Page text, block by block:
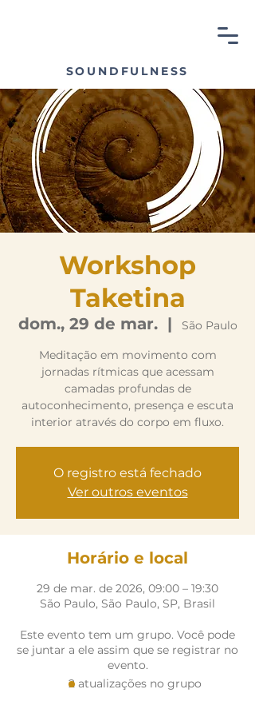
SOUNDFULNESS
Workshop
Taketina
dom., 29 de mar.
  |
São Paulo
Meditação em movimento com
jornadas rítmicas que acessam
camadas profundas de
autoconhecimento, presença e escuta
interior através do corpo em fluxo.
O registro está fechado
Ver outros eventos
Horário e local
29 de mar. de 2026, 09:00 – 19:30
São Paulo, São Paulo, SP, Brasil
Este evento tem um grupo. Você pode
se juntar a ele assim que se registrar no
evento.
2 atualizações no grupo